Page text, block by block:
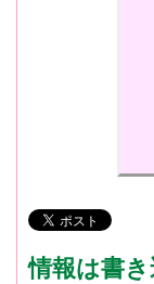
情報は書